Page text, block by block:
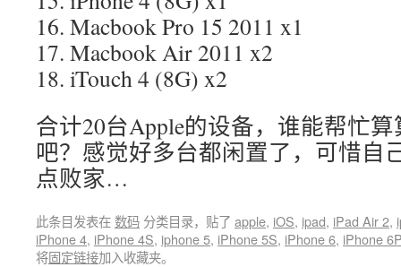
16. Macbook Pro 15 2011 x1
17. Macbook Air 2011 x2
18. iTouch 4 (8G) x2
合计20台Apple的设备，谁能帮忙
吧？感觉好多台都闲置了，可惜
点败家…
此条目发表在数码 分类目录，贴了 apple, iOS, ipad, iPad Air 2,
iPhone 4, iPhone 4S, iphone 5, iPhone 5S, iPhone 6, iPhone 6P
将固定链接加入收藏夹。